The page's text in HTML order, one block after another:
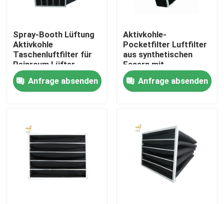
Über uns
Fabrik-Ausflug
Qualitätskontrolle
Tiefer Filter der Falten-HEPA
Vor Luftfilter
Spray-Booth Lüftung
Aktivkohle
Taschenluftfilter für
Reinraum Lüfter
Filter-Einheit
Anfrage absenden
Aktivkohle-
Pocketfilter Luftfilter
aus synthetischen
Fasern mit
Aluminiumrahmen
Anfrage absenden